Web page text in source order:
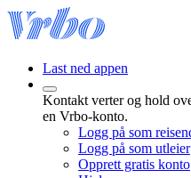
Last ned appen
Kontakt verter og hold
en Vrbo-konto.
Logg på som
Logg på som utleier
Opprett gratis konto